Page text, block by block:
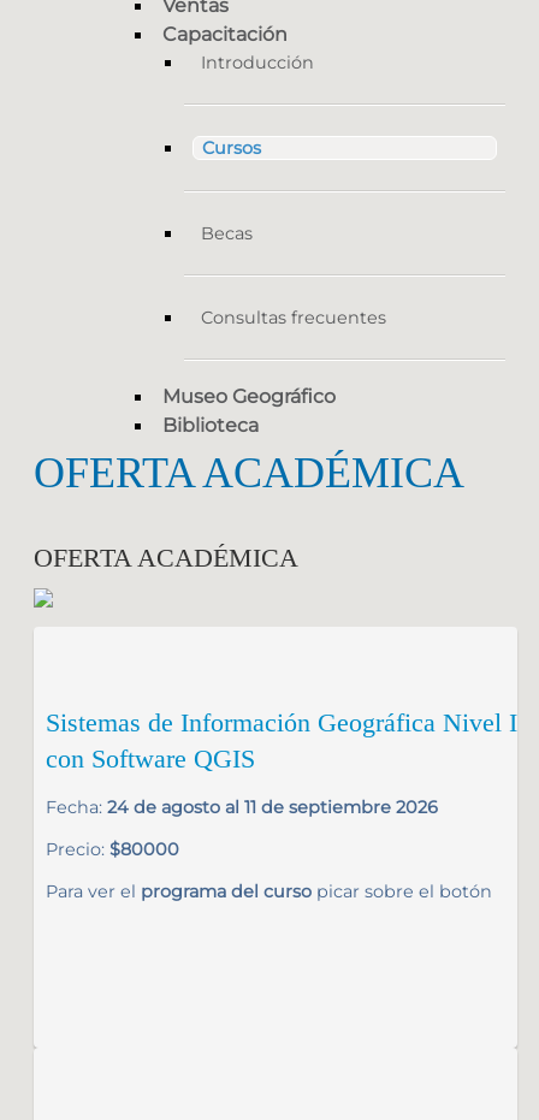
Ventas
Capacitación
Introducción
Cursos
Becas
Consultas frecuentes
Museo Geográfico
Biblioteca
OFERTA ACADÉMICA
OFERTA ACADÉMICA
Sistemas de Información Geográfica Nivel I
con Software QGIS
Fecha: 24 de agosto al 11 de septiembre 2026
Precio: $80000
Para ver el programa del curso picar sobre el botón